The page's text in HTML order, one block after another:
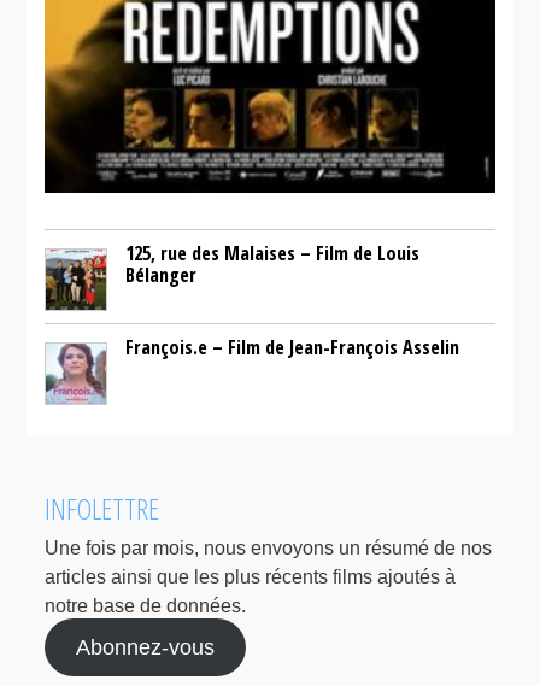
125, rue des Malaises – Film de Louis
Bélanger
François.e – Film de Jean-François Asselin
INFOLETTRE
Une fois par mois, nous envoyons un résumé de nos
articles ainsi que les plus récents films ajoutés à
notre base de données.
Abonnez-vous